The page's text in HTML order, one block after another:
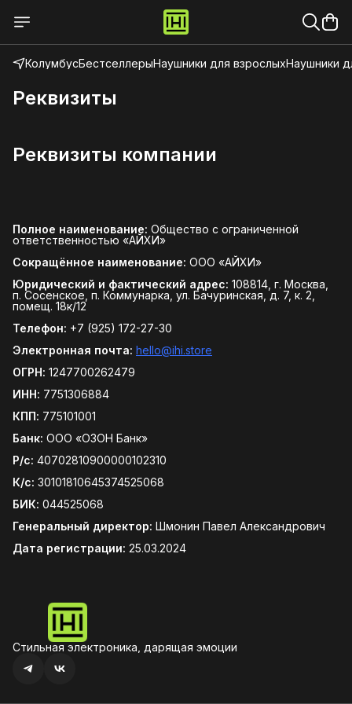
КолумбусБестселлерыНаушники для взрослыхНаушники
Реквизиты
Реквизиты компании
Полное наименование: Общество с ограниченной
ответственностью «АЙХИ»
Сокращённое наименование: ООО «АЙХИ»
Юридический и фактический адрес: 108814, г. Москва,
п. Сосенское, п. Коммунарка, ул. Бачуринская, д. 7, к. 2,
помещ. 18к/12
Телефон: +7 (925) 172-27-30
Электронная почта: hello@ihi.store
ОГРН: 1247700262479
ИНН: 7751306884
КПП: 775101001
Банк: ООО «ОЗОН Банк»
Р/с: 40702810900000102310
К/с: 30101810645374525068
БИК: 044525068
Генеральный директор: Шмонин Павел Александрович
Дата регистрации: 25.03.2024
Стильная электроника, дарящая эмоции